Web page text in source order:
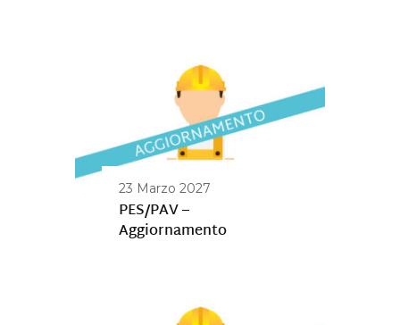
23 Marzo 2027
PES/PAV –
Aggiornamento